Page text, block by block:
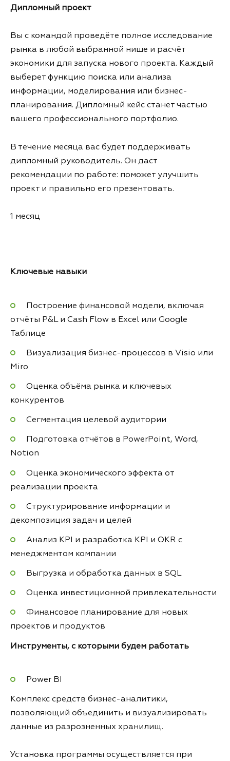
Дипломный проект
Вы с командой проведёте полное исследование
рынка в любой выбранной нише и расчёт
экономики для запуска нового проекта. Каждый
выберет функцию поиска или анализа
информации, моделирования или бизнес-
планирования. Дипломный кейс станет частью
вашего профессионального портфолио.
В течение месяца вас будет поддерживать
дипломный руководитель. Он даст
рекомендации по работе: поможет улучшить
проект и правильно его презентовать.
1 месяц
Ключевые навыки
Построение финансовой модели, включая
отчёты P&L и Cash Flow в Excel или Google
Таблице
Визуализация бизнес-процессов в Visio или
Miro
Оценка объёма рынка и ключевых
конкурентов
Сегментация целевой аудитории
Подготовка отчётов в PowerPoint, Word,
Notion
Оценка экономического эффекта от
реализации проекта
Структурирование информации и
декомпозиция задач и целей
Анализ KPI и разработка KPI и OKR с
менеджментом компании
Выгрузка и обработка данных в SQL
Оценка инвестиционной привлекательности
Финансовое планирование для новых
проектов и продуктов
Инструменты, с которыми будем работать
Power BI
Комплекс средств бизнес-аналитики,
позволяющий объединить и визуализировать
данные из разрозненных хранилищ.
Установка программы осуществляется при